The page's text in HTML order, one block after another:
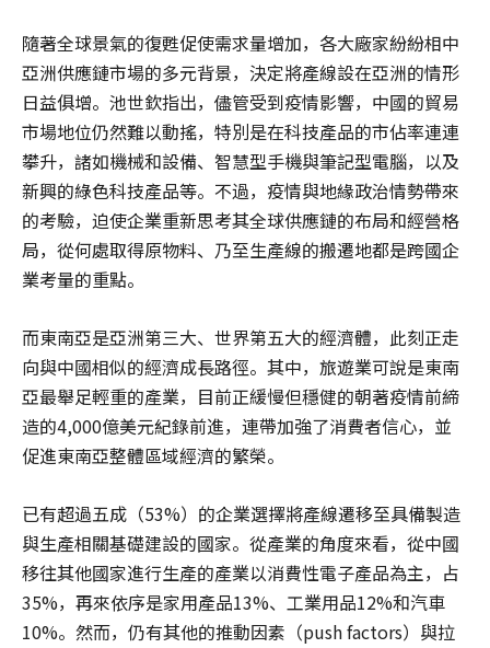
隨著全球景氣的復甦促使需求量增加，各大廠家紛紛相中
亞洲供應鏈市場的多元背景，決定將產線設在亞洲的情形
日益俱增。池世欽指出，儘管受到疫情影響，中國的貿易
市場地位仍然難以動搖，特別是在科技產品的市佔率連連
攀升，諸如機械和設備、智慧型手機與筆記型電腦，以及
新興的綠色科技產品等。不過，疫情與地緣政治情勢帶來
的考驗，迫使企業重新思考其全球供應鏈的布局和經營格
局，從何處取得原物料、乃至生產線的搬遷地都是跨國企
業考量的重點。
而東南亞是亞洲第三大、世界第五大的經濟體，此刻正走
向與中國相似的經濟成長路徑。其中，旅遊業可說是東南
亞最舉足輕重的產業，目前正緩慢但穩健的朝著疫情前締
造的4,000億美元紀錄前進，連帶加強了消費者信心，並
促進東南亞整體區域經濟的繁榮。
已有超過五成（53%）的企業選擇將產線遷移至具備製造
與生產相關基礎建設的國家。從產業的角度來看，從中國
移往其他國家進行生產的產業以消費性電子產品為主，占
35%，再來依序是家用產品13%、工業用品12%和汽車
10%。然而，仍有其他的推動因素（push factors）與拉